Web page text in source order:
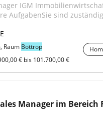
IGM
AufgabenSie sind
Raum Bottrop
€ bis 101.700,00 €
Manager im Bereich